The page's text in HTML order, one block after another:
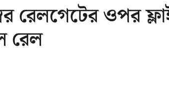
রেলগেটের ওপর
রেল